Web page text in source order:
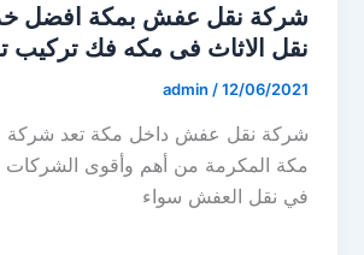
شركة نقل عفش بمكة افضل
نقل الاثاث فى مكه فك تركيب
admin /12/06/2021
شركة نقل عفش داخل مكة تعد
مكة المكرمة من أهم وأقوى
في نقل العفش سواء